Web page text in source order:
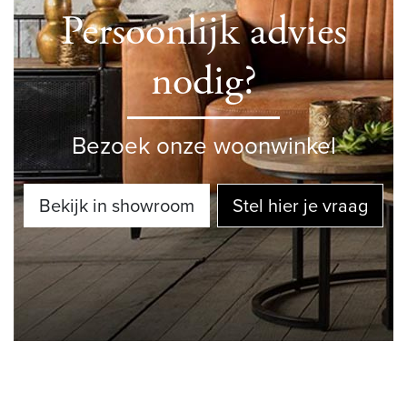
Persoonlijk advies
nodig?
Bezoek onze woonwinkel
Bekijk in showroom Stel hier je vraag